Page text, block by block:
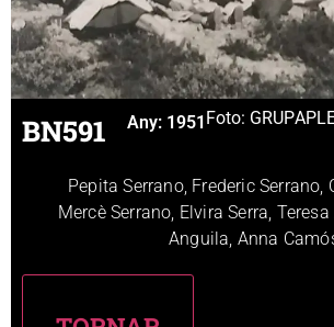
BN591 Any: 1951Foto: GRUP
Pepita Serrano, Frederic Serrano,
Mercè Serrano, Elvira Serra,
Anguila, Anna